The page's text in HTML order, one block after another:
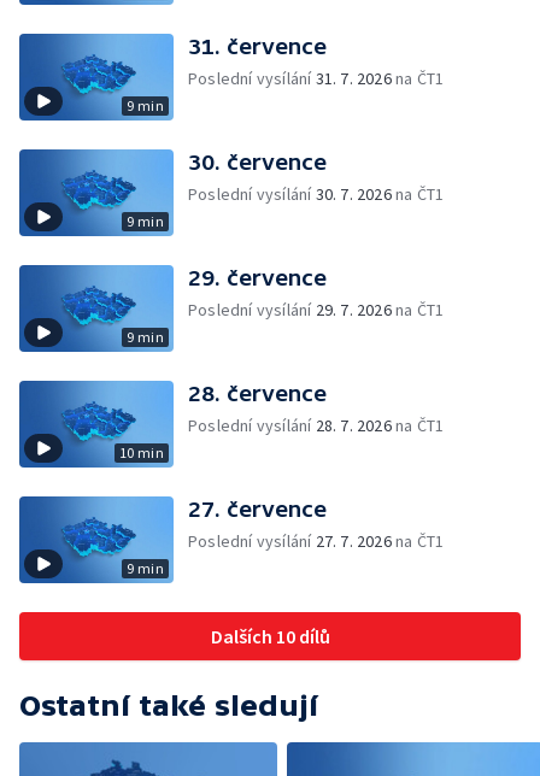
9 min
31. července
Poslední vysílání31. 7. 2026na ČT1
9 min
30. července
Poslední vysílání30. 7. 2026na ČT1
9 min
29. července
Poslední vysílání 29. 7. 2026na ČT1
10 min
28. července
Poslední vysílání 28. 7. 2026na ČT1
9 min
27. července
Poslední vysílání 27. 7. 2026na ČT1
Dalších 10 dílů
Ostatní také sledují